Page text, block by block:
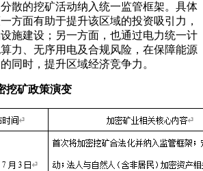
散的挖矿活动纳入统一监管框架。具体
方面有助于提升该区域的投资吸引力，
施建设；另一方面，也通过电力统一计
力、无序用电及合规风险，在保障能源
同时，提升区域经济竞争力。
挖矿政策演变